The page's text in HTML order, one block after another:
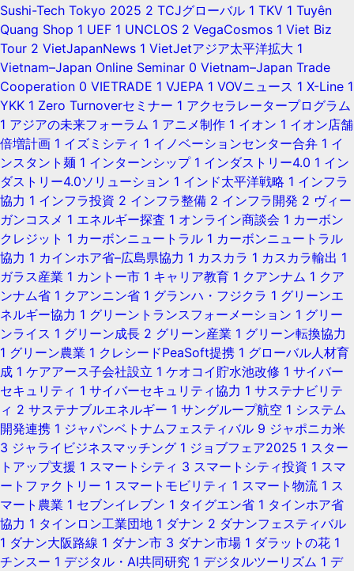
Sushi-Tech Tokyo 2025 2 TCJグローバル 1 TKV 1 Tuyên
Quang Shop 1 UEF 1 UNCLOS 2 VegaCosmos 1 Viet Biz
Tour 2 VietJapanNews 1 VietJetアジア太平洋拡大 1
Vietnam–Japan Online Seminar 0 Vietnam–Japan Trade
Cooperation 0 VIETRADE 1 VJEPA 1 VOVニュース 1 X-Line 1
YKK 1 Zero Turnoverセミナー 1 アクセラレータープログラム
1 アジアの未来フォーラム 1 アニメ制作 1 イオン 1 イオン店舗
倍増計画 1 イズミシティ 1 イノベーションセンター合弁 1 イ
ンスタント麺 1 インターンシップ 1 インダストリー4.0 1 イン
ダストリー4.0ソリューション 1 インド太平洋戦略 1 インフラ
協力 1 インフラ投資 2 インフラ整備 2 インフラ開発 2 ヴィー
ガンコスメ 1 エネルギー探査 1 オンライン商談会 1 カーボン
クレジット 1 カーボンニュートラル 1 カーボンニュートラル
協力 1 カインホア省–広島県協力 1 カスカラ 1 カスカラ輸出 1
ガラス産業 1 カントー市 1 キャリア教育 1 クアンナム 1 クア
ンナム省 1 クアンニン省 1 グランハ・フジクラ 1 グリーンエ
ネルギー協力 1 グリーントランスフォーメーション 1 グリー
ンライス 1 グリーン成長 2 グリーン産業 1 グリーン転換協力
1 グリーン農業 1 クレシードPeaSoft提携 1 グローバル人材育
成 1 ケアアース子会社設立 1 ケオコイ貯水池改修 1 サイバー
セキュリティ 1 サイバーセキュリティ協力 1 サステナビリテ
ィ 2 サステナブルエネルギー 1 サングループ航空 1 システム
開発連携 1 ジャパンベトナムフェスティバル 9 ジャポニカ米
3 ジャライビジネスマッチング 1 ジョブフェア2025 1 スター
トアップ支援 1 スマートシティ 3 スマートシティ投資 1 スマ
ートファクトリー 1 スマートモビリティ 1 スマート物流 1 ス
マート農業 1 セブンイレブン 1 タイグエン省 1 タインホア省
協力 1 タインロン工業団地 1 ダナン 2 ダナンフェスティバル
1 ダナン大阪路線 1 ダナン市 3 ダナン市場 1 ダラットの花 1
チンスー 1 デジタル・AI共同研究 1 デジタルツーリズム 1 デ